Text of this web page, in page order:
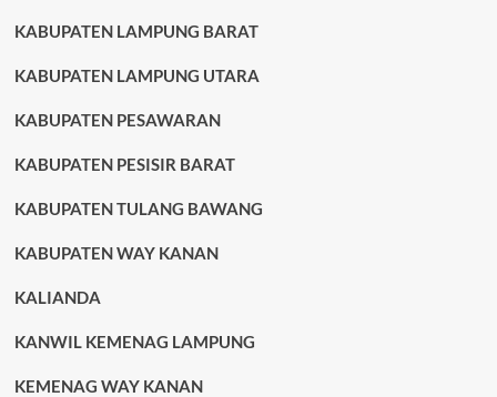
KABUPATEN LAMPUNG BARAT
KABUPATEN LAMPUNG UTARA
KABUPATEN PESAWARAN
KABUPATEN PESISIR BARAT
KABUPATEN TULANG BAWANG
KABUPATEN WAY KANAN
KALIANDA
KANWIL KEMENAG LAMPUNG
KEMENAG WAY KANAN